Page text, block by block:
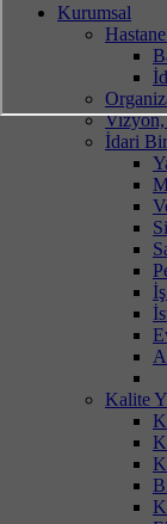
Kurumsal
İdari
Kalite